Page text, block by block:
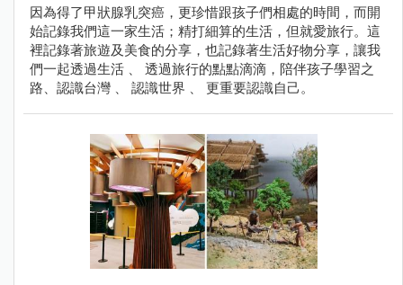
因為得了甲狀腺乳突癌，更珍惜跟孩子們相處的時間，而開
始記錄我們這一家生活；精打細算的生活，但就愛旅行。這
裡記錄著旅遊及美食的分享，也記錄著生活好物分享，讓我
們一起透過生活 、 透過旅行的點點滴滴，陪伴孩子學習之
路、認識台灣 、 認識世界 、 更重要認識自己。